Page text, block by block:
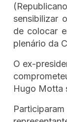
sensibilizar
de colocar
plenário da
O ex-
Hugo Motta